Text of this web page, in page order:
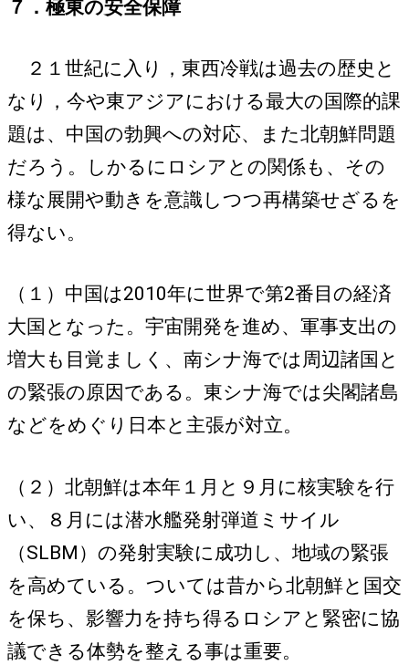
７．極東の安全保障
２１世紀に入り，東西冷戦は過去の歴史と
なり，今や東アジアにおける最大の国際的課
題は、中国の勃興への対応、また北朝鮮問題
だろう。しかるにロシアとの関係も、その
様な展開や動きを意識しつつ再構築せざるを
得ない。
（１）中国は2010年に世界で第2番目の経済
大国となった。宇宙開発を進め、軍事支出の
増大も目覚ましく、南シナ海では周辺諸国と
の緊張の原因である。東シナ海では尖閣諸島
などをめぐり日本と主張が対立。
（２）北朝鮮は本年１月と９月に核実験を行
い、８月には潜水艦発射弾道ミサイル
（SLBM）の発射実験に成功し、地域の緊張
を高めている。ついては昔から北朝鮮と国交
を保ち、影響力を持ち得るロシアと緊密に協
議できる体勢を整える事は重要。